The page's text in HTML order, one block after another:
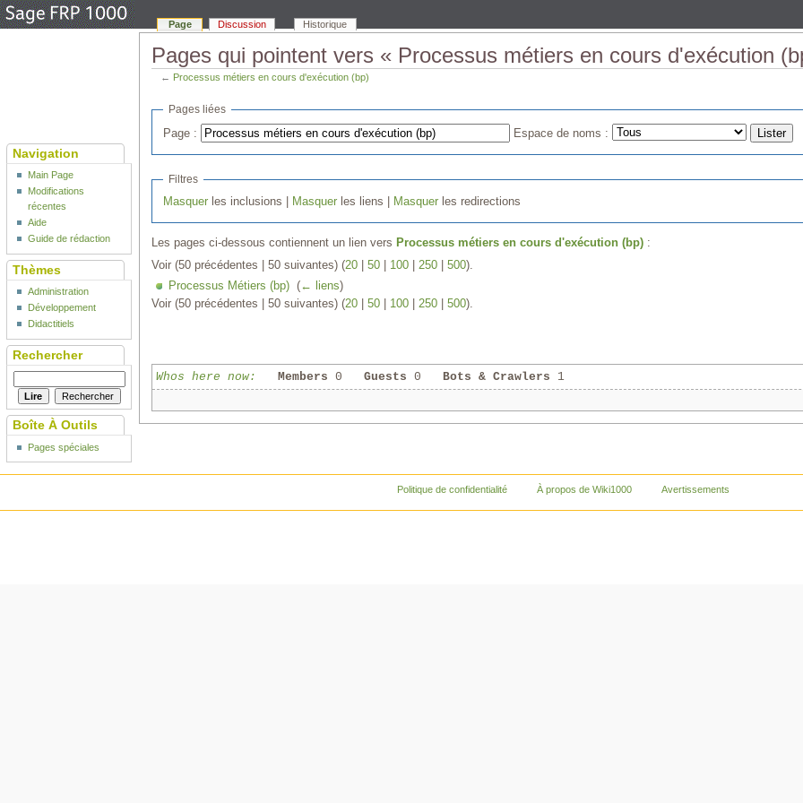
Pages qui pointent vers « Processus métiers en cours d'exécution
← Processus métiers en cours d'exécution (bp)
Pages liées
Page :
Espace de noms :
Filtres
Masquer les inclusions | Masquer les liens | Masquer les redirections
Les pages ci-dessous contiennent un lien vers Processus métiers en cours d'exécution (bp):
Voir (50 précédentes | 50 suivantes) (20| 50| 100| 250| 500).
Processus Métiers (bp)‎ (← liens)
Voir (50 précédentes | 50 suivantes) (20| 50| 100| 250| 500).
Whos here now: Members 0 Guests 0 Bots & Crawlers 1
Page Discussion Historique
Navigation
Main Page
Modifications
récentes
Aide
Guide de rédaction
Thèmes
Administration
Développement
Didactitiels
Rechercher
Boîte À Outils
Pages spéciales
Politique de confidentialité À propos de Wiki1000 Avertissements